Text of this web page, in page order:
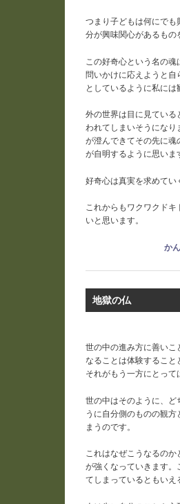
つまり子どもは何にでも
分が興味関心があるもの
この好奇心という名の
問いかけに応えようと自
としているように私には
外の世界は目に見てい
われてしまいそうにな
が澄んできてその先に魂
が自明するように思いま
好奇心は真実を求めてい
これからもワクワクド
いと思います。
か
地獄の仏
世の中の進み方に善いこ
なることは体験すること
それがもう一方にとって
世の中はそのように、ど
うに自分側のものの観
まうのです。
これはなぜこうなるの
が強くなっていきます。
てしまっているともいえ